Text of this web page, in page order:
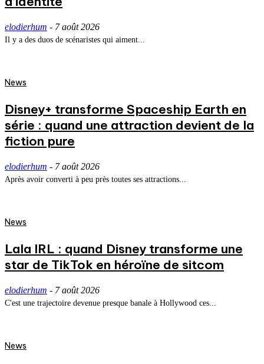
elodierhum - 7 août 2026
Il y a des duos de scénaristes qui aiment...
News
Disney+ transforme Spaceship Earth en
série : quand une attraction devient de la
fiction pure
elodierhum - 7 août 2026
Après avoir converti à peu près toutes ses attractions...
News
Lala IRL : quand Disney transforme une
star de TikTok en héroïne de sitcom
elodierhum - 7 août 2026
C'est une trajectoire devenue presque banale à Hollywood ces...
News